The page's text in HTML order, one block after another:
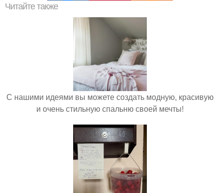
Читайте также
С нашими идеями вы можете создать модную, красивую
и очень стильную спальню своей мечты!